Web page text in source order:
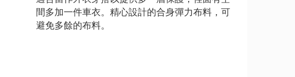
間多加一件車衣。精心設計的合身彈力布料，可
避免多餘的布料。